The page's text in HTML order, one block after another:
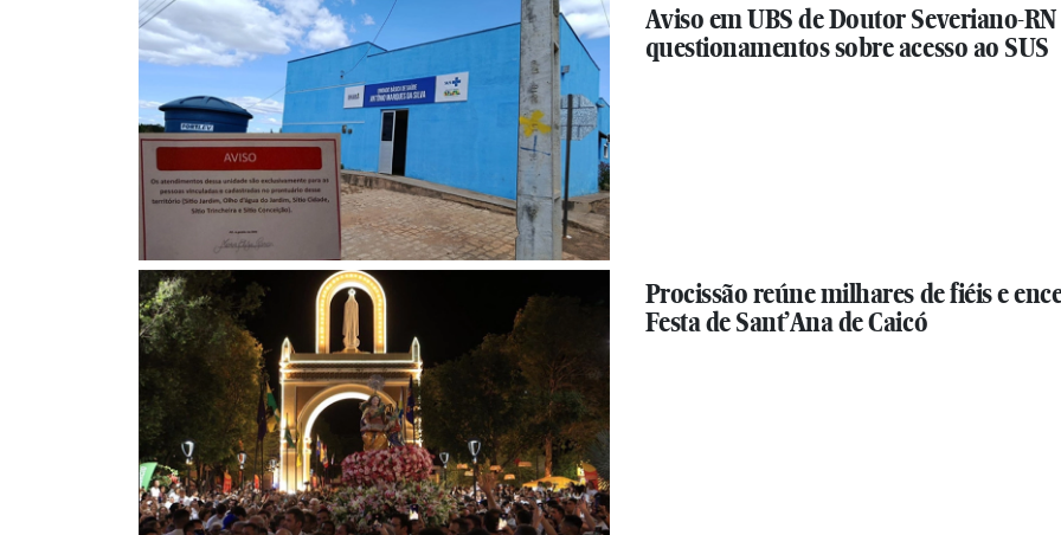
Aviso em UBS de Doutor Severiano-
questionamentos sobre acesso ao SUS
Procissão reúne milhares de fiéis e
Festa de Sant’Ana de Caicó